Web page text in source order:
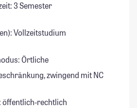
3 Semester
Vollzeitstudium
Örtliche
zwingend mit NC
öffentlich-rechtlich